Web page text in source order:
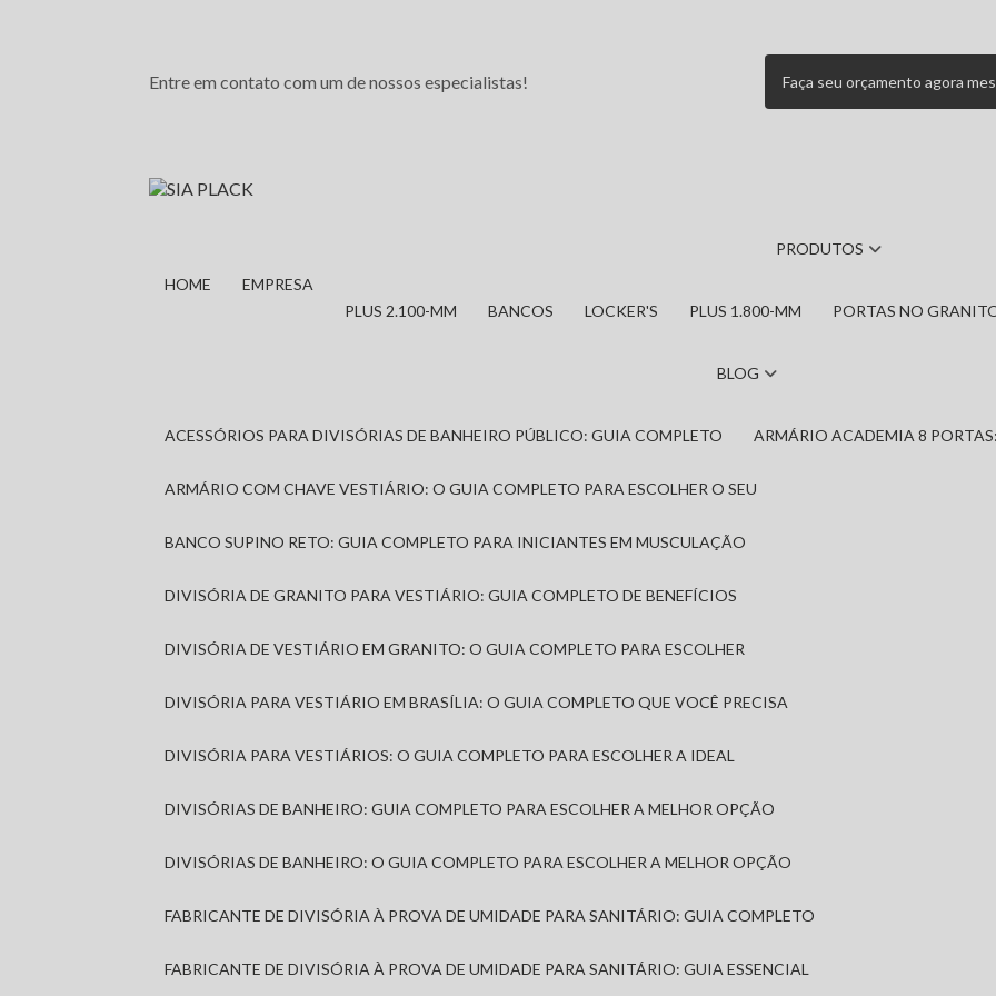
Entre em contato com um de nossos especialistas! Faça seu orçamento agora
HOME EMPRESA
PRODUTOS
PLUS 2.100-MM BANCOS LOCKER'S PLUS 1.800-MM PORTAS NO
BLOG
ACESSÓRIOS PARA DIVISÓRIAS DE BANHEIRO PÚBLICO: GUIA COMPLETO ARMÁRIO ACADEMIA 8
ARMÁRIO COM CHAVE VESTIÁRIO: O GUIA COMPLETO PARA ESCOLHER O SEU
BANCO SUPINO RETO: GUIA COMPLETO PARA INICIANTES EM MUSCULAÇÃO
DIVISÓRIA DE GRANITO PARA VESTIÁRIO: GUIA COMPLETO DE BENEFÍCIOS
DIVISÓRIA DE VESTIÁRIO EM GRANITO: O GUIA COMPLETO PARA ESCOLHER
DIVISÓRIA PARA VESTIÁRIO EM BRASÍLIA: O GUIA COMPLETO QUE VOCÊ PRECISA
DIVISÓRIA PARA VESTIÁRIOS: O GUIA COMPLETO PARA ESCOLHER A IDEAL
DIVISÓRIAS DE BANHEIRO: GUIA COMPLETO PARA ESCOLHER A MELHOR OPÇÃO
DIVISÓRIAS DE BANHEIRO: O GUIA COMPLETO PARA ESCOLHER A MELHOR OPÇÃO
FABRICANTE DE DIVISÓRIA À PROVA DE UMIDADE PARA SANITÁRIO: GUIA COMPLETO
FABRICANTE DE DIVISÓRIA À PROVA DE UMIDADE PARA SANITÁRIO: GUIA ESSENCIAL